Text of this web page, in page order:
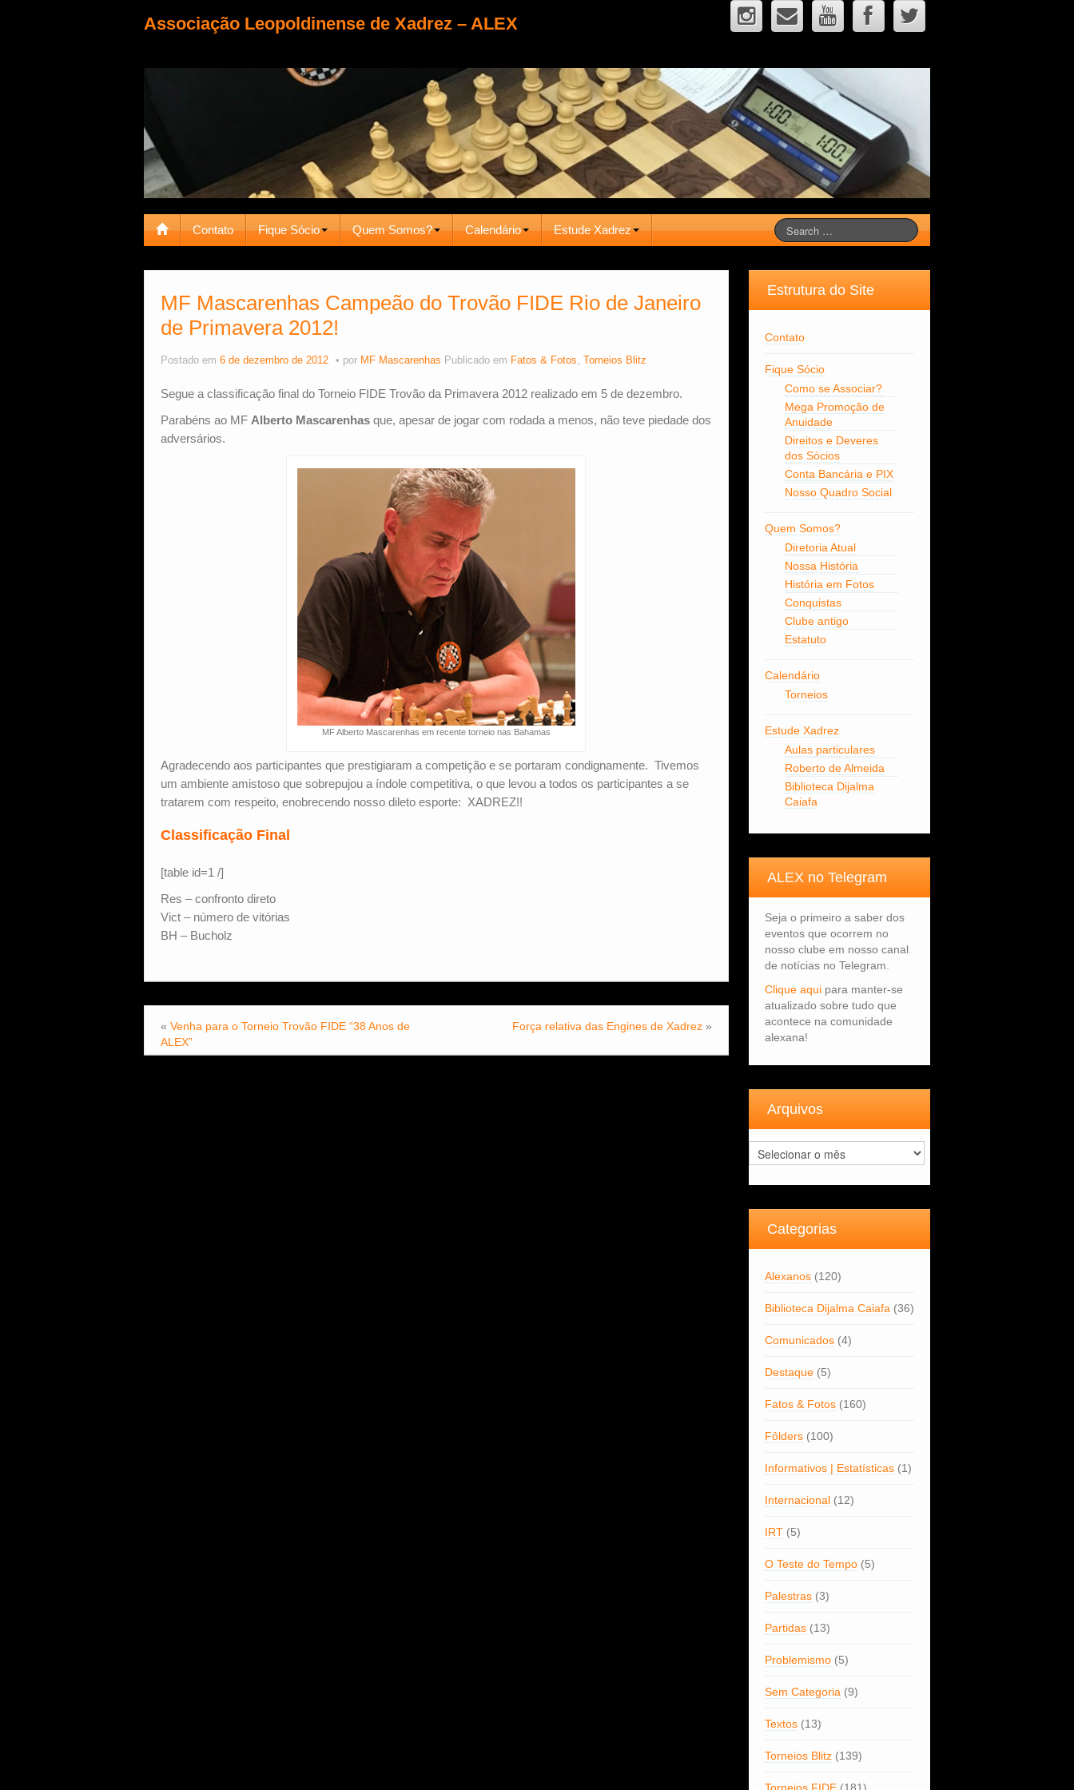
Associação Leopoldinense de Xadrez – ALEX
Contato Fique Sócio Quem Somos? Calendário Estude Xadrez
MF Mascarenhas Campeão do Trovão FIDE Rio de Janeiro
de Primavera 2012!
Postado em 6 de dezembro de 2012 por MF Mascarenhas Publicado em Fatos & Fotos, Torneios Blitz
Segue a classificação final do Torneio FIDE Trovão da Primavera 2012 realizado em 5 de dezembro.
Parabéns ao MF Alberto Mascarenhas que, apesar de jogar com rodada a menos, não teve piedade dos
adversários.
MF Alberto Mascarenhas em recente torneio nas Bahamas
Agradecendo aos participantes que prestigiaram a competição e se portaram condignamente. Tivemos
um ambiente amistoso que sobrepujou a índole competitiva, o que levou a todos os participantes a se
tratarem com respeito, enobrecendo nosso dileto esporte: XADREZ!!
Classificação Final
[table id=1 /]
Res – confronto direto
Vict – número de vitórias
BH – Bucholz
« Venha para o Torneio Trovão FIDE “38 Anos de
ALEX”
Força relativa das Engines de Xadrez»
Estrutura do Site
Contato
Fique Sócio
Como se Associar?
Mega Promoção de
Anuidade
Direitos e Deveres
dos Sócios
Conta Bancária e PIX
Nosso Quadro Social
Quem Somos?
Diretoria Atual
Nossa História
História em Fotos
Conquistas
Clube antigo
Estatuto
Calendário
Torneios
Estude Xadrez
Aulas particulares
Roberto de Almeida
Biblioteca Dijalma
Caiafa
ALEX no Telegram
Seja o primeiro a saber dos
eventos que ocorrem no
nosso clube em nosso canal
de notícias no Telegram.
Clique aquipara manter-se
atualizado sobre tudo que
acontece na comunidade
alexana!
Arquivos
Arquivos
Categorias
Alexanos(120)
Biblioteca Dijalma Caiafa(36)
Comunicados(4)
Destaque(5)
Fatos & Fotos(160)
Fôlders(100)
Informativos | Estatísticas(1)
Internacional(12)
IRT(5)
O Teste do Tempo(5)
Palestras(3)
Partidas(13)
Problemismo(5)
Sem Categoria(9)
Textos(13)
Torneios Blitz(139)